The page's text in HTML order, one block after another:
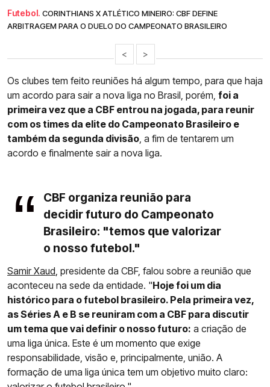
Futebol. CORINTHIANS X ATLÉTICO MINEIRO: CBF DEFINE
ARBITRAGEM PARA O DUELO DO CAMPEONATO BRASILEIRO
< >
Os clubes tem feito reuniões há algum tempo, para que haja
um acordo para sair a nova liga no Brasil, porém, foi a
primeira vez que a CBF entrou na jogada, para reunir
com os times da elite do Campeonato Brasileiro e
também da segunda divisão , a fim de tentarem um
acordo e finalmente sair a nova liga.
CBF organiza reunião para
decidir futuro do Campeonato
Brasileiro: "temos que valorizar
o nosso futebol."
Samir Xaud , presidente da CBF, falou sobre a reunião que
aconteceu na sede da entidade. "Hoje foi um dia
histórico para o futebol brasileiro. Pela primeira vez,
as Séries A e B se reuniram com a CBF para discutir
um tema que vai definir o nosso futuro: a criação de
uma liga única. Este é um momento que exige
responsabilidade, visão e, principalmente, união. A
formação de uma liga única tem um objetivo muito claro: